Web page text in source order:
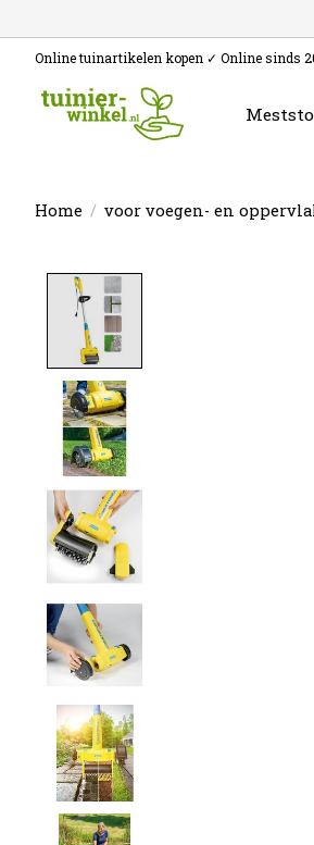
Online tuinartikelen kopen ✓ Online sinds
Home / voor voegen- en